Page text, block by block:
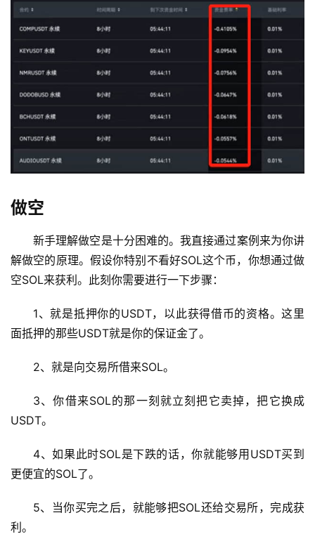
做空
新手理解做空是十分困难的。我直接通过案例来为你讲
解做空的原理。假设你特别不看好SOL这个币，你想通过做
空SOL来获利。此刻你需要进行一下步骤：
1、就是抵押你的USDT，以此获得借币的资格。这里
面抵押的那些USDT就是你的保证金了。
2、就是向交易所借来SOL。
3、你借来SOL的那一刻就立刻把它卖掉，把它换成
USDT。
4、如果此时SOL是下跌的话，你就能够用USDT买到
更便宜的SOL了。
5、当你买完之后，就能够把SOL还给交易所，完成获
利。